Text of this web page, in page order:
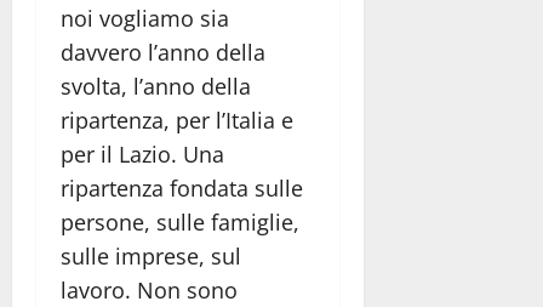
noi vogliamo sia
davvero l’anno della
svolta, l’anno della
ripartenza, per l’Italia e
per il Lazio. Una
ripartenza fondata sulle
persone, sulle famiglie,
sulle imprese, sul
lavoro. Non sono